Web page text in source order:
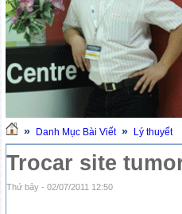
» Danh Mục Bài Viết » Lý thuyết
Trocar site
Thứ bảy - 02/07/2011 12:50